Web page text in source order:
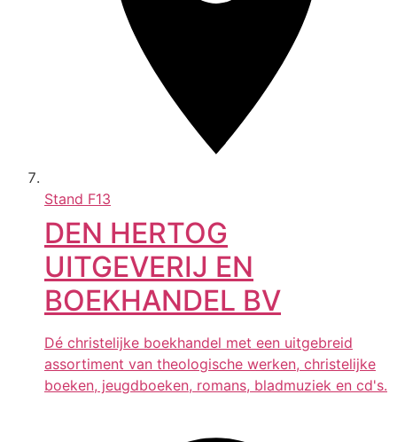
Stand F13
DEN HERTOG
UITGEVERIJ EN
BOEKHANDEL BV
Dé christelijke boekhandel met een uitgebreid
assortiment van theologische werken, christelijke
boeken, jeugdboeken, romans, bladmuziek en cd's.